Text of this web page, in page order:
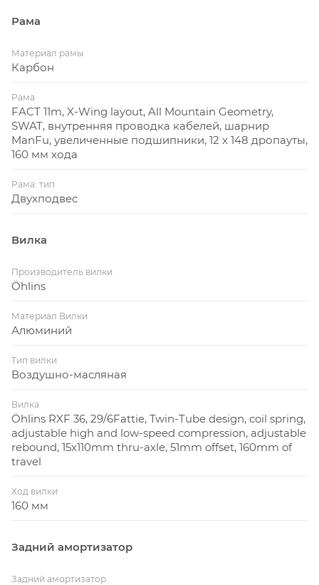
Рама
Материал рамы
Карбон
Рама
FACT 11m, X-Wing layout, All Mountain Geometry,
SWAT, внутренняя проводка кабелей, шарнир
ManFu, увеличенные подшипники, 12 x 148 дропауты,
160 мм хода
Рама: тип
Двухподвес
Вилка
Производитель вилки
Öhlins
Материал Вилки
Алюминий
Тип вилки
Воздушно-масляная
Вилка
Öhlins RXF 36, 29/6Fattie, Twin-Tube design, coil spring,
adjustable high and low-speed compression, adjustable
rebound, 15x110mm thru-axle, 51mm offset, 160mm of
travel
Ход вилки
160 мм
Задний амортизатор
Задний амортизатор